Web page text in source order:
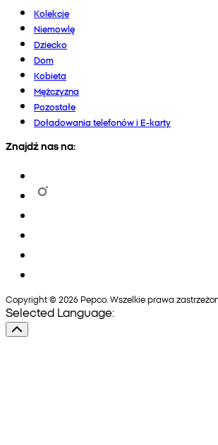
Kolekcje
Niemowlę
Dziecko
Dom
Kobieta
Mężczyzna
Pozostałe
Doładowania telefonów i E-karty
Znajdź nas na:
Copyright © 2026 Pepco. Wszelkie prawa
Selected Language: